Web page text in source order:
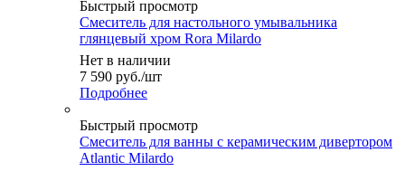
Быстрый просмотр
Смеситель для настольного умывальника
глянцевый хром Rora Milardo
Нет в наличии
7 590 руб./шт
Подробнее
Быстрый просмотр
Смеситель для ванны с керамическим дивертором
Atlantic Milardo